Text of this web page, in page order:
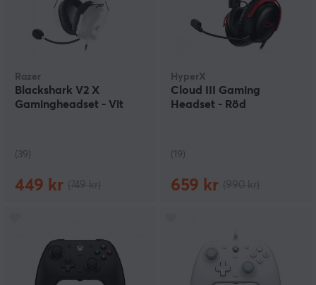
Razer
Blackshark V2 X
Gamingheadset - Vit
(39)
449 kr
HyperX
Cloud III Gaming
Headset - Röd
(19)
659 kr